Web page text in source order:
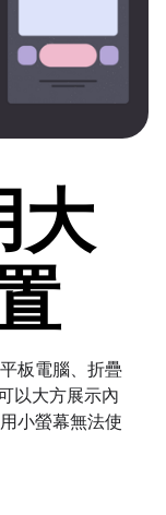
大
板電腦、折疊
以大方展示內
小螢幕無法使